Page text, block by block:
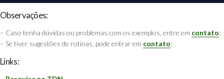
Observações:
– Caso tenha dúvidas ou problemas com os exemplos, entre em contato;
– Se tiver sugestões de rotinas, pode entrar em contato;
Links: